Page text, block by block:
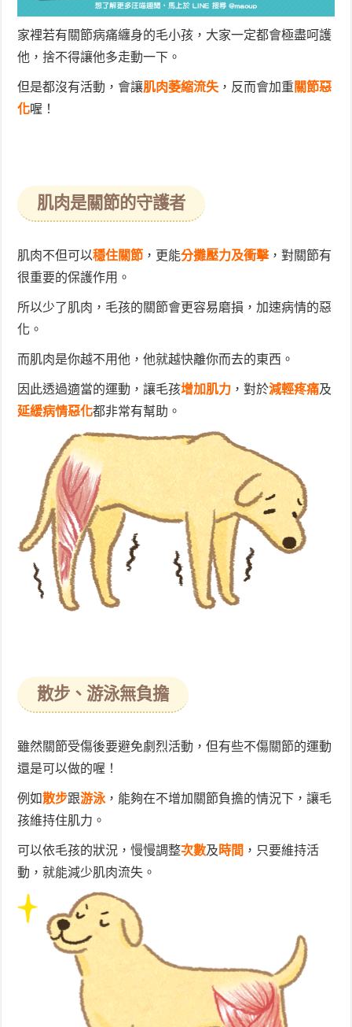
家裡若有關節病痛纏身的毛小孩，大家一定都會極盡呵護
他，捨不得讓他多走動一下。
但是都沒有活動，會讓肌肉萎縮流失 ，反而會加重 關節惡
化喔！
肌肉是關節的守護者
肌肉不但可以穩住關節 ，更能分攤壓力及衝擊，對關節有
很重要的保護作用。
所以少了肌肉，毛孩的關節會更容易磨損，加速病情的惡
化。
而肌肉是你越不用他，他就越快離你而去的東西。
因此透過適當的運動，讓毛孩增加肌力 ，對於減輕疼痛及
延緩病情惡化都非常有幫助。
散步、游泳無負擔
雖然關節受傷後要避免劇烈活動，但有些不傷關節的運動
還是可以做的喔！
例如散步跟游泳，能夠在不增加關節負擔的情況下，讓毛
孩維持住肌力。
可以依毛孩的狀況，慢慢調整次數及時間 ，只要維持活
動，就能減少肌肉流失。